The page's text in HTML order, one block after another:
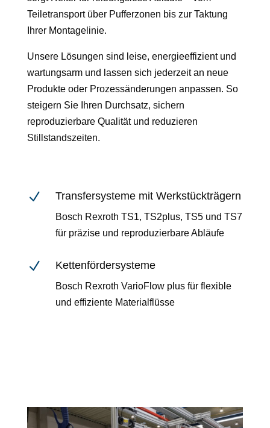
Teiletransport über Pufferzonen bis zur Taktung
Ihrer Montagelinie.
Unsere Lösungen sind leise, energieeffizient und
wartungsarm und lassen sich jederzeit an neue
Produkte oder Prozessänderungen anpassen. So
steigern Sie Ihren Durchsatz, sichern
reproduzierbare Qualität und reduzieren
Stillstandszeiten.
N Transfersysteme mit Werkstückträgern
Bosch Rexroth TS1, TS2plus, TS5 und TS7
für präzise und reproduzierbare Abläufe
N Kettenfördersysteme
Bosch Rexroth VarioFlow plus für flexible
und effiziente Materialflüsse